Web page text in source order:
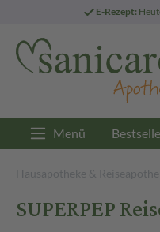
E-Rezept:
Menü
Hausapotheke &
SUPERPEP